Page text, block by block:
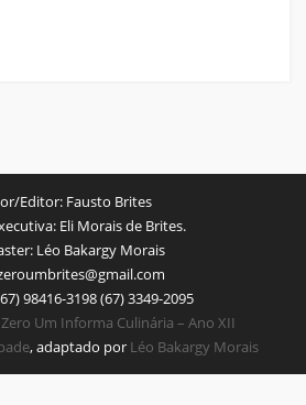
Editor:Fausto Brites
Eli Morais de Brites.
Léo Bakargy Morais
98416-3198 (67) 3349-2095
Zero Um Informa Culinária – Ano XII
, adaptado por Léo Bakargy Morais